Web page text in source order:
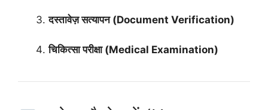
दस्तावेज़ सत्यापन (Document Verification)
चिकित्सा परीक्षा (Medical Examination)